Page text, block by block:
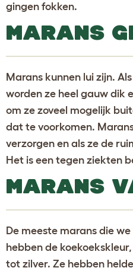
gingen fokken.
MARANS
Marans kunnen lui zijn.
worden ze heel gauw dik
om ze zoveel mogelijk
dat te voorkomen.
verzorgen en als ze de
Het is een tegen ziekten
MARANS
De meeste marans die
hebben de
tot zilver. Ze hebben